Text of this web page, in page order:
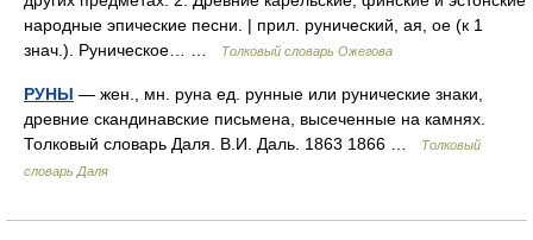
народные эпические песни. | прил. рунический, ая, ое (к 1
знач.). Руническое… …
Толковый словарь Ожегова
РУНЫ — жен., мн. руна ед. рунные или рунические знаки,
древние скандинавские письмена, высеченные на камнях.
Толковый словарь Даля. В.И. Даль. 1863 1866 …
Толковый
словарь Даля